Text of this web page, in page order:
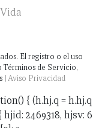
El registro o el uso
Términos de Servicio,
Aviso Privacidad
{ (h.hj.q = h.hj.q
2469318, hjsv: 6